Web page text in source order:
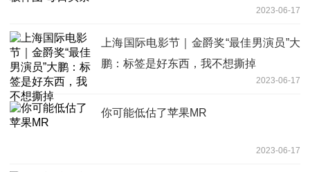
2023-06-17
上海国际电影节｜金爵奖“最佳男演员”大
鹏：标签是好东西，我不想撕掉
2023-06-17
你可能低估了苹果MR
2023-06-17